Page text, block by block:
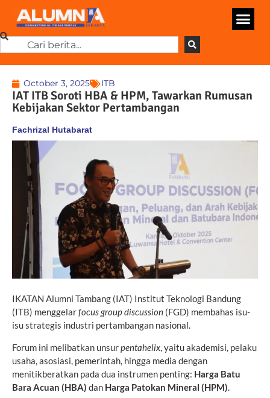
October 3, 2025 ITB
IAT ITB Soroti HBA & HPM, Tawarkan Rumusan
Kebijakan Sektor Pertambangan
Fachrizal Hutabarat
IKATAN Alumni Tambang (IAT) Institut Teknologi Bandung
(ITB) menggelarfocus group discussion (FGD) membahas isu-
isu strategis industri pertambangan nasional.
Forum ini melibatkan unsurpentahelix, yaitu akademisi, pelaku
usaha, asosiasi, pemerintah, hingga media dengan
menitikberatkan pada dua instrumen penting: Harga Batu
Bara Acuan (HBA) dan Harga Patokan Mineral (HPM).